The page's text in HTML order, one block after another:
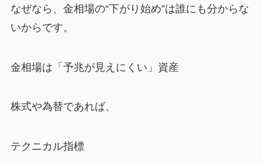
なぜなら、金相場の“下がり始め”は誰にも分からな
いからです。
金相場は「予兆が見えにくい」資産
株式や為替であれば、
テクニカル指標